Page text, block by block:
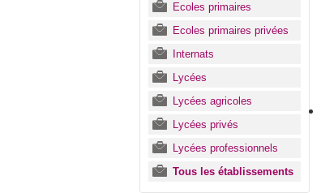
Ecoles primaires
Ecoles primaires privées
Internats
Lycées
Lycées agricoles
Lycées privés
Lycées professionnels
Tous les établissements